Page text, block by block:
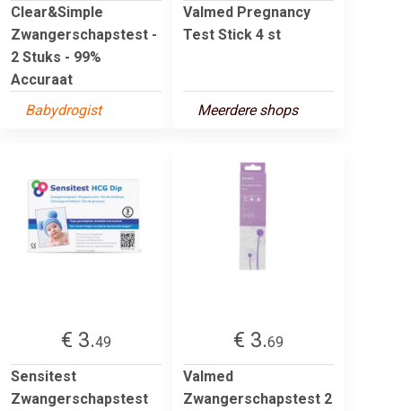
Clear&Simple
Zwangerschapstest -
2 Stuks - 99%
Accuraat
Babydrogist
Valmed Pregnancy
Test Stick 4 st
Meerdere shops
€ 3.49
Sensitest
Zwangerschapstest
€ 3.69
Valmed
Zwangerschapstest 2